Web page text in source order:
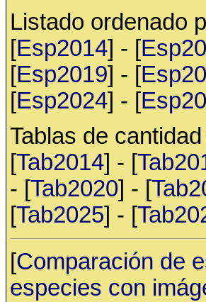
Listado ordenado
[Esp2014] - [
[Esp2019] - [
[Esp2024] - [
Tablas de
[Tab2014] - [
- [Tab2020] - [
[Tab2025] - [
[Comparación de
especies con